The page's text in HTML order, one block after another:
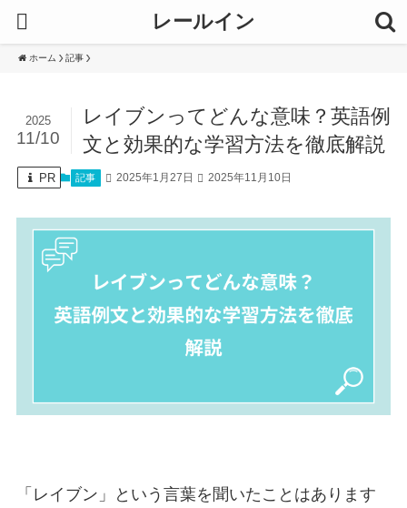
レールイン
ホーム 記事
レイブンってどんな意味？英語例
文と効果的な学習方法を徹底解説
2025
11/10
PR 記事 2025年1月27日 2025年11月10日
「レイブン」という言葉を聞いたことはあります